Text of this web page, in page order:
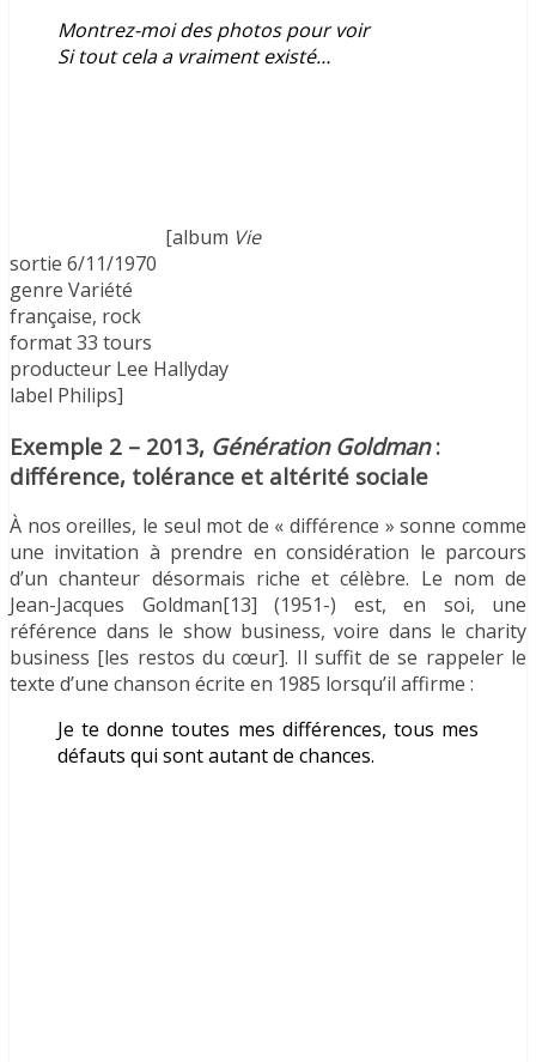
Montrez-moi des photos pour voir
Si tout cela a vraiment existé…
[album Vie
sortie 6/11/1970
genre Variété
française, rock
format 33 tours
producteur Lee Hallyday
label Philips]
Exemple 2 – 2013, Génération Goldman:
différence, tolérance et altérité sociale
À nos oreilles, le seul mot de « différence » sonne comme
une invitation à prendre en considération le parcours
d’un chanteur désormais riche et célèbre. Le nom de
Jean-Jacques Goldman[13] (1951-) est, en soi, une
référence dans le show business, voire dans le charity
business [les restos du cœur]. Il suffit de se rappeler le
texte d’une chanson écrite en 1985 lorsqu’il affirme :
Je te donne toutes mes différences, tous mes
défauts qui sont autant de chances.